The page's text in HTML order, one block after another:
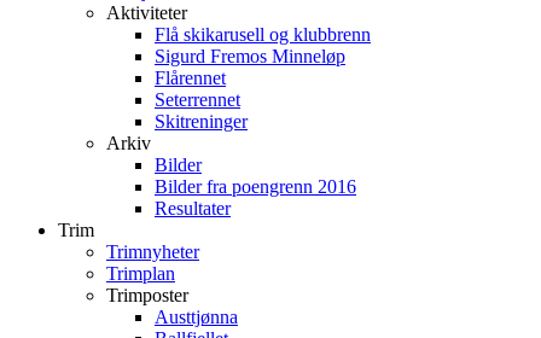
Aktiviteter
Flå skikarusell og klubbrenn
Sigurd Fremos Minneløp
Flårennet
Seterrennet
Skitreninger
Arkiv
Bilder
Bilder fra poengrenn 2016
Resultater
Trim
Trimnyheter
Trimplan
Trimposter
Austtjønna